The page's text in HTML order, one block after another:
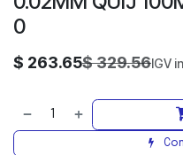
0
$ 263.65$329.56IGV